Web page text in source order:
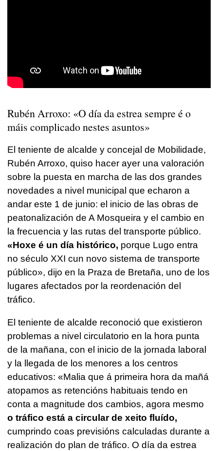
Rubén Arroxo: «O día da estrea sempre é o
máis complicado nestes asuntos»
El teniente de alcalde y concejal de Mobilidade,
Rubén Arroxo, quiso hacer ayer una valoración
sobre la puesta en marcha de las dos grandes
novedades a nivel municipal que echaron a
andar este 1 de junio: el inicio de las obras de
peatonalización de A Mosqueira y el cambio en
la frecuencia y las rutas del transporte público.
«Hoxe é un día histórico, porque Lugo entra
no século XXI cun novo sistema de transporte
público», dijo en la Praza de Bretaña, uno de los
lugares afectados por la reordenación del
tráfico.
El teniente de alcalde reconoció que existieron
problemas a nivel circulatorio en la hora punta
de la mañana, con el inicio de la jornada laboral
y la llegada de los menores a los centros
educativos: «Malia que á primeira hora da mañá
atopamos as retencións habituais tendo en
conta a magnitude dos cambios, agora mesmo
o tráfico está a circular de xeito fluído,
cumprindo coas previsións calculadas durante a
realización do plan de tráfico. O día da estrea